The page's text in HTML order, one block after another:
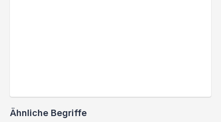
Ähnliche Begriffe